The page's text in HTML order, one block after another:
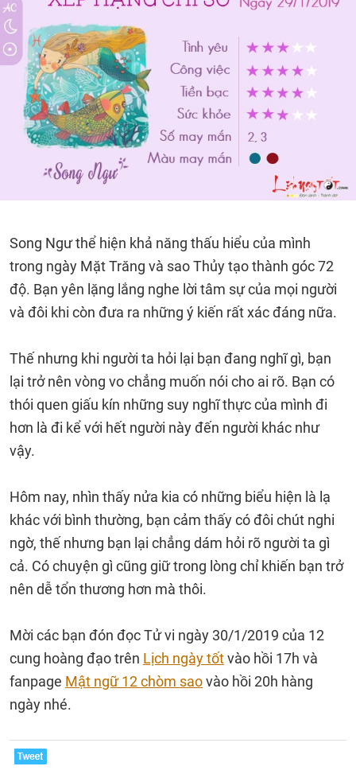
Song Ngư thể hiện khả năng thấu hiểu của mình
trong ngày Mặt Trăng và sao Thủy tạo thành góc 72
độ. Bạn yên lặng lắng nghe lời tâm sự của mọi người
và đôi khi còn đưa ra những ý kiến rất xác đáng nữa.
Thế nhưng khi người ta hỏi lại bạn đang nghĩ gì, bạn
lại trở nên vòng vo chẳng muốn nói cho ai rõ. Bạn có
thói quen giấu kín những suy nghĩ thực của mình đi
hơn là đi kể với hết người này đến người khác như
vậy.
Hôm nay, nhìn thấy nửa kia có những biểu hiện là lạ
khác với bình thường, bạn cảm thấy có đôi chút nghi
ngờ, thế nhưng bạn lại chẳng dám hỏi rõ người ta gì
cả. Có chuyện gì cũng giữ trong lòng chỉ khiến bạn trở
nên dễ tổn thương hơn mà thôi.
Mời các bạn đón đọc Tử vi ngày 30/1/2019 của 12
cung hoàng đạo trên Lịch ngày tốtvào hồi 17h và
fanpage Mật ngữ 12 chòm saovào hồi 20h hàng
ngày nhé.